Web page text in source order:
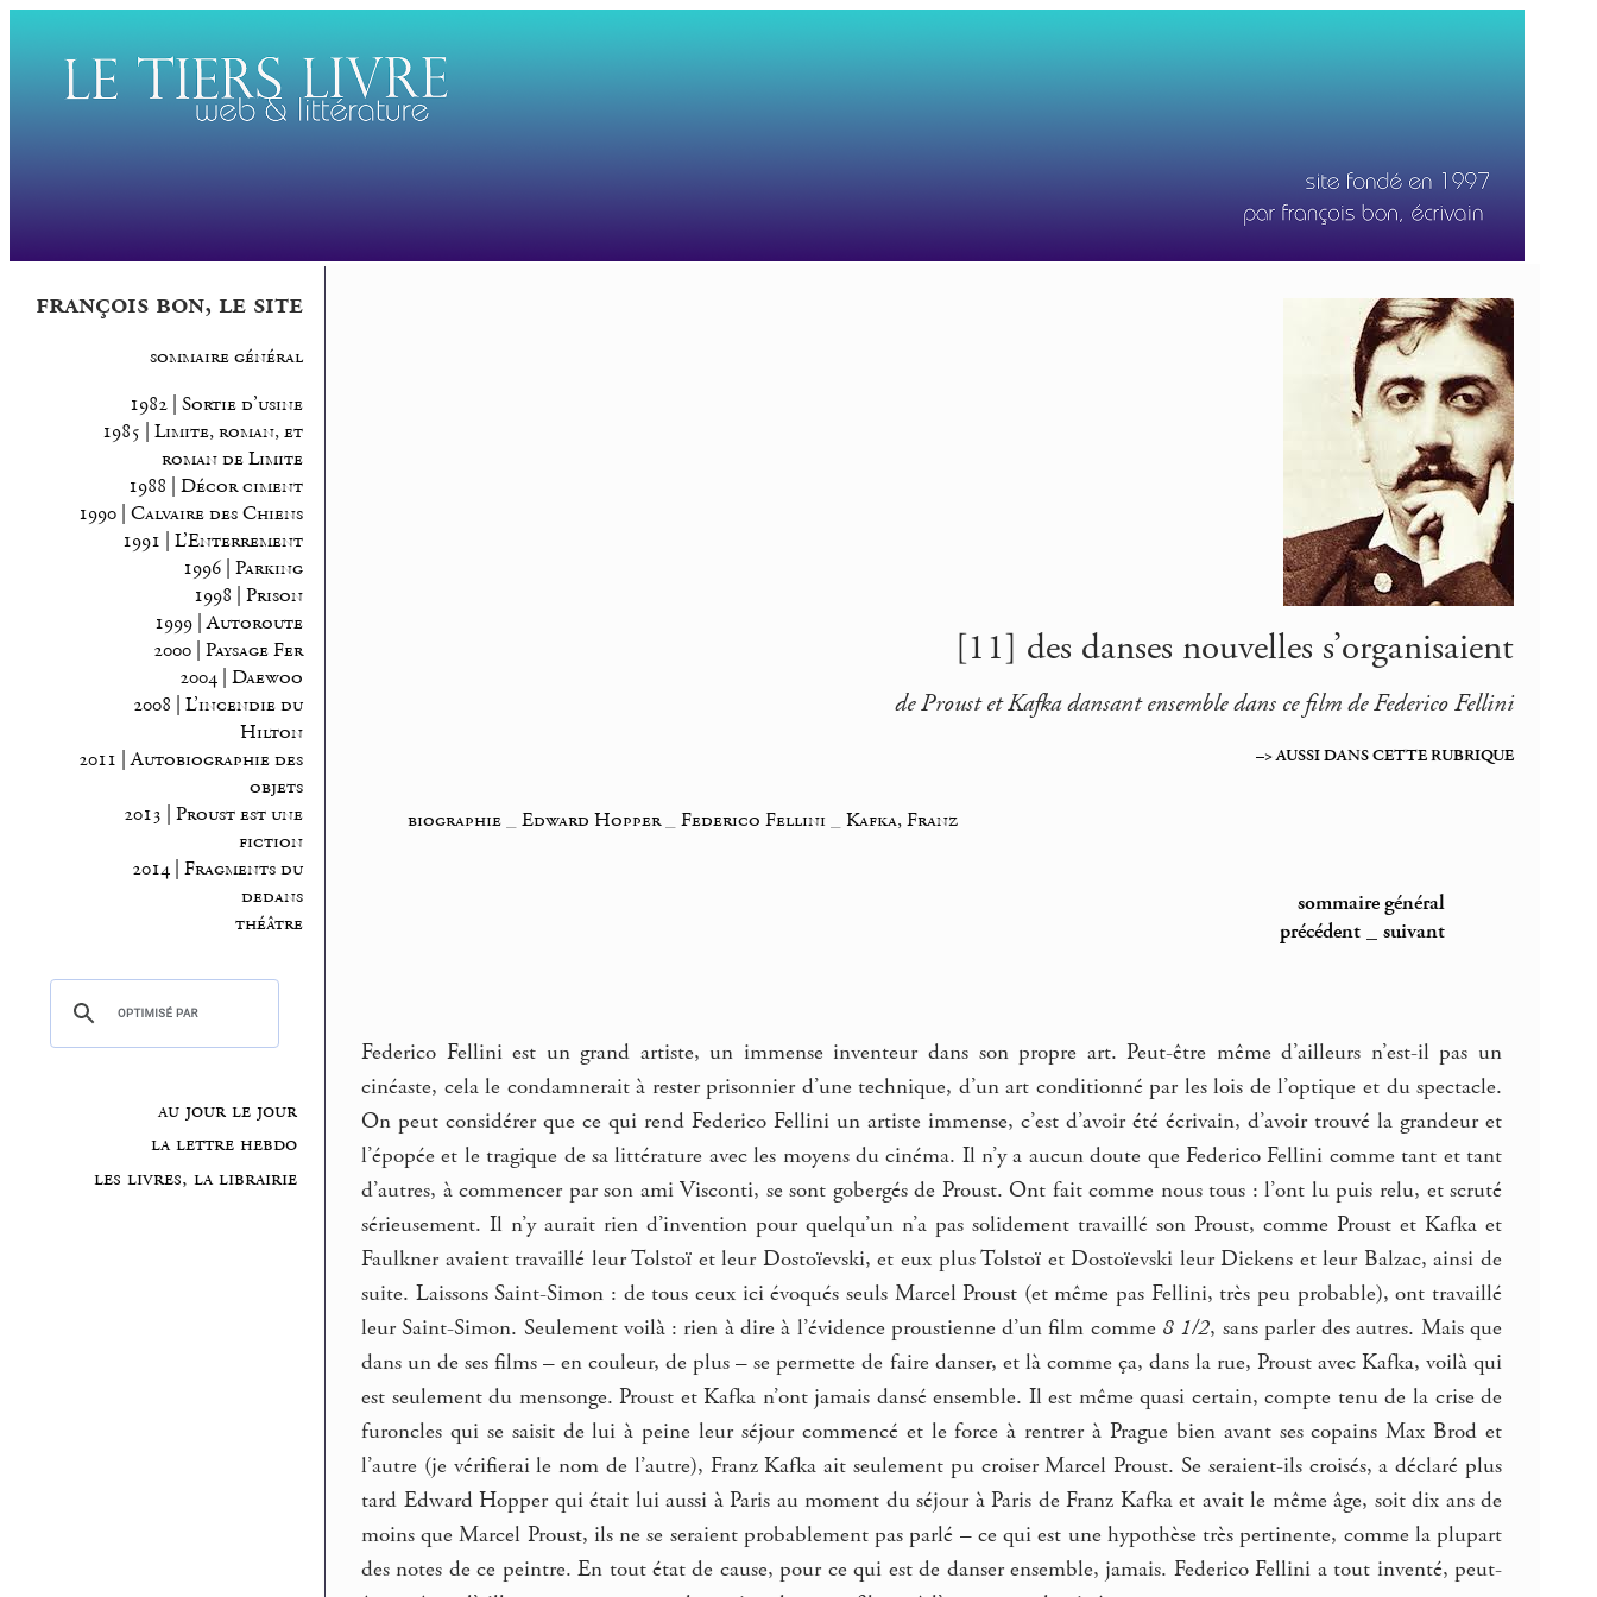
françois bon, le site
sommaire général
1982 | Sortie d’usine
1985 | Limite, roman, et
roman de Limite
1988 | Décor ciment
1990 | Calvaire des Chiens
1991 | L’Enterrement
1996 | Parking
1998 | Prison
1999 | Autoroute
2000 | Paysage Fer
2004 | Daewoo
2008 | L’incendie du
Hilton
2011 | Autobiographie des
objets
2013 | Proust est une
fiction
2014 | Fragments du
dedans
théâtre
au jour le jour
la lettre hebdo
les livres, la librairie
[11] des danses nouvelles s’organisaient
de Proust et Kafka dansant ensemble dans ce film de Federico Fellini
–> AUSSI DANS CETTE RUBRIQUE
biographie _Edward Hopper_Federico Fellini _Kafka, Franz
sommaire général
précédent _suivant
Federico Fellini est un grand artiste, un immense inventeur dans son propre art. Peut-être même d’ailleurs n’est-il pas un
cinéaste, cela le condamnerait à rester prisonnier d’une technique, d’un art conditionné par les lois de l’optique et du spectacle.
On peut considérer que ce qui rend Federico Fellini un artiste immense, c’est d’avoir été écrivain, d’avoir trouvé la grandeur et
l’épopée et le tragique de sa littérature avec les moyens du cinéma. Il n’y a aucun doute que Federico Fellini comme tant et tant
d’autres, à commencer par son ami Visconti, se sont gobergés de Proust. Ont fait comme nous tous : l’ont lu puis relu, et scruté
sérieusement. Il n’y aurait rien d’invention pour quelqu’un n’a pas solidement travaillé son Proust, comme Proust et Kafka et
Faulkner avaient travaillé leur Tolstoï et leur Dostoïevski, et eux plus Tolstoï et Dostoïevski leur Dickens et leur Balzac, ainsi de
suite. Laissons Saint-Simon : de tous ceux ici évoqués seuls Marcel Proust (et même pas Fellini, très peu probable), ont travaillé
leur Saint-Simon. Seulement voilà : rien à dire à l’évidence proustienne d’un film comme 8 1/2, sans parler des autres. Mais que
dans un de ses films – en couleur, de plus – se permette de faire danser, et là comme ça, dans la rue, Proust avec Kafka, voilà qui
est seulement du mensonge. Proust et Kafka n’ont jamais dansé ensemble. Il est même quasi certain, compte tenu de la crise de
furoncles qui se saisit de lui à peine leur séjour commencé et le force à rentrer à Prague bien avant ses copains Max Brod et
l’autre (je vérifierai le nom de l’autre), Franz Kafka ait seulement pu croiser Marcel Proust. Se seraient-ils croisés, a déclaré plus
tard Edward Hopper qui était lui aussi à Paris au moment du séjour à Paris de Franz Kafka et avait le même âge, soit dix ans de
moins que Marcel Proust, ils ne se seraient probablement pas parlé – ce qui est une hypothèse très pertinente, comme la plupart
des notes de ce peintre. En tout état de cause, pour ce qui est de danser ensemble, jamais. Federico Fellini a tout inventé, peut-